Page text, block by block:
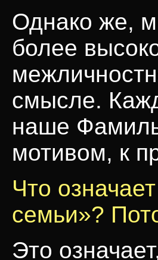
Однако же,
более
смысле.
наше
мотивом, к
Что
семьи»?
Это